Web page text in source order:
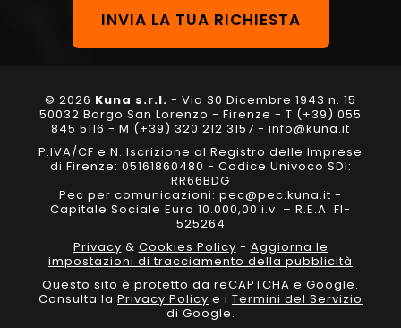
© 2026 Kuna s.r.l. - Via 30 Dicembre 1943 n. 15
50032 Borgo San Lorenzo - Firenze - T (+39) 055
845 5116 - M (+39) 320 212 3157 - info@kuna.it
P.IVA/CF e N. Iscrizione al Registro delle Imprese
di Firenze: 05161860480 - Codice Univoco SDI:
RR66BDG
Pec per comunicazioni: pec@pec.kuna.it -
Capitale Sociale Euro 10.000,00 i.v. – R.E.A. FI-
525264
Privacy & Cookies Policy - Aggiorna le
impostazioni di tracciamento della pubblicità
Questo sito è protetto da reCAPTCHA e Google.
Consulta la Privacy Policy e i Termini del Servizio
di Google.